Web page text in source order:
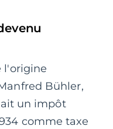
l'origine
Bühler,
un impôt
comme taxe